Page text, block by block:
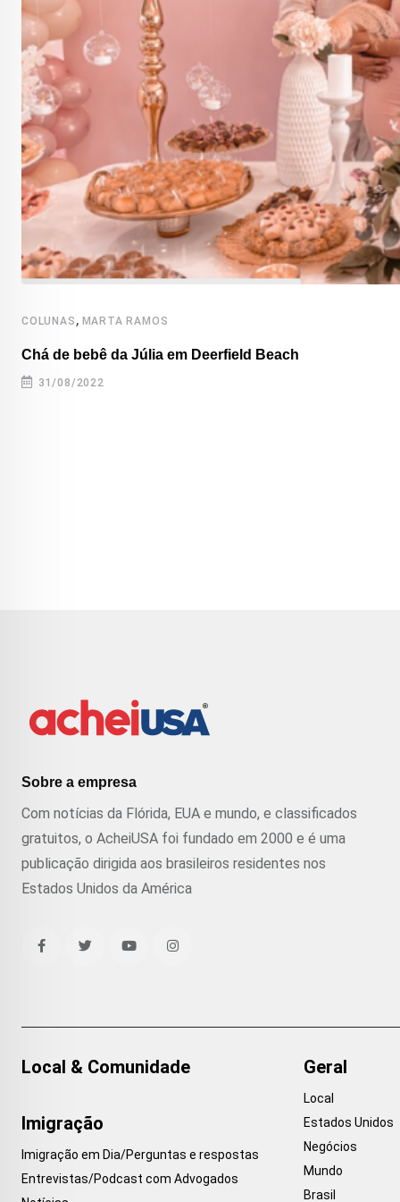
COLUNAS , MARTA RAMOS
Chá de bebê da Júlia em Deerfield Beach
31/08/2022
Sobre a empresa
Com notícias da Flórida, EUA e mundo, e classificados
gratuitos, o AcheiUSA foi fundado em 2000 e é uma
publicação dirigida aos brasileiros residentes nos
Estados Unidos da América
Local & Comunidade
Imigração
Imigração em Dia/Perguntas e respostas
Entrevistas/Podcast com Advogados
Geral
Local
Estados Unidos
Negócios
Mundo
Brasil